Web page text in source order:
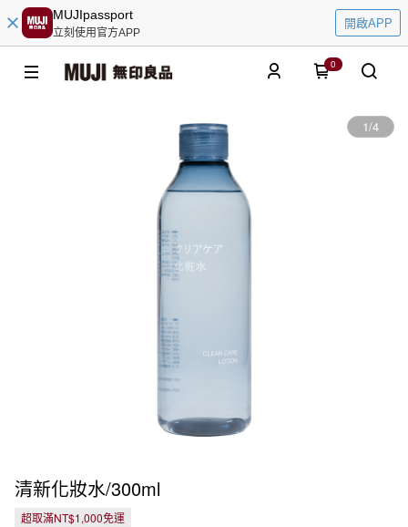
MUJIpassport
立刻使用官方APP
開啟APP
0
1/4
清新化妝水/300ml
超取滿NT$1,000免運